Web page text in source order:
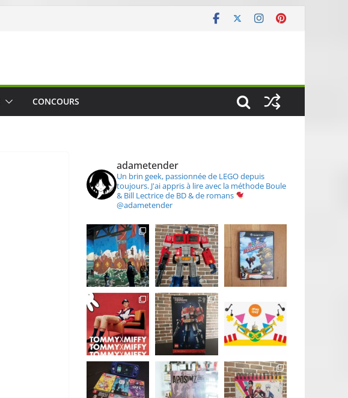
CONCOURS
adametender
Un brin geek, passionnée de LEGO depuis
toujours. J'ai appris à lire avec la méthode Boule
& Bill Lectrice de BD & de romans
@adametender